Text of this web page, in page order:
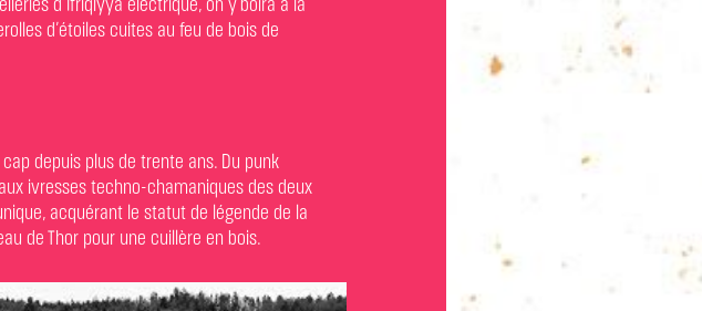
d’Ifriqiyya electrique, on y boira à la
d’étoiles cuites au feu de bois de
depuis plus de trente ans. Du punk
ivresses techno-chamaniques des deux
acquérant le statut de légende de la
de Thor pour une cuillère en bois.